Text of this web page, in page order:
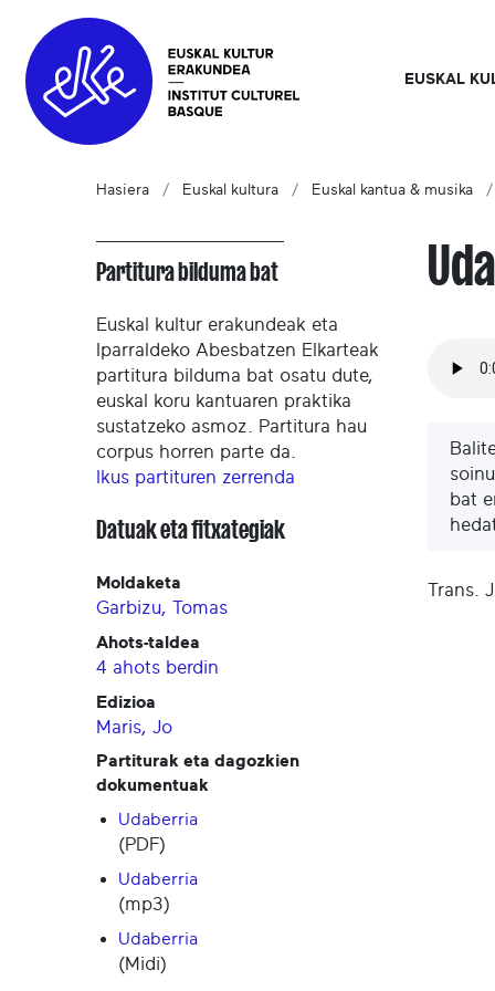
EUSKAL
Hasiera Euskal kultura Euskal kantua & musika
Partitura bilduma bat
Euskal kultur erakundeak eta
Iparraldeko Abesbatzen Elkarteak
partitura bilduma bat osatu dute,
euskal koru kantuaren praktika
sustatzeko asmoz. Partitura hau
corpus horren parte da.
Ikus partituren zerrenda
Datuak eta fitxategiak
Moldaketa
Garbizu, Tomas
Ahots-taldea
4 ahots berdin
Edizioa
Maris, Jo
Partiturak eta dagozkien
dokumentuak
Udaberria
(PDF)
Udaberria
(mp3)
Udaberria
(Midi)
bat
Trans.